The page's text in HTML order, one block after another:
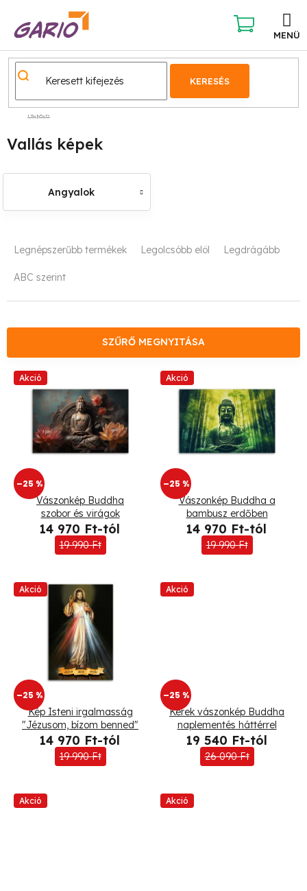
KERESÉS
KOSÁR
Képek
Vallás képek
Angyalok
T
k
e
z
Legnépszerűbb termékek Legolcsóbb elöl Legdrágább
ABC szerint
SZŰRŐ MEGNYITÁSA
T
m
é
á
Akció
–25 %
Vászonkép Buddha
szobor és virágok
14 970 Ft-tól
19 990 Ft
Akció
–25 %
Vászonkép Buddha a
bambusz erdőben
14 970 Ft-tól
19 990 Ft
Akció
–25 %
Kép Isteni irgalmasság
"Jézusom, bízom benned"
14 970 Ft-tól
19 990 Ft
Akció
–25 %
Kerek vászonkép Buddha
naplementés háttérrel
19 540 Ft-tól
26 090 Ft
Akció Akció